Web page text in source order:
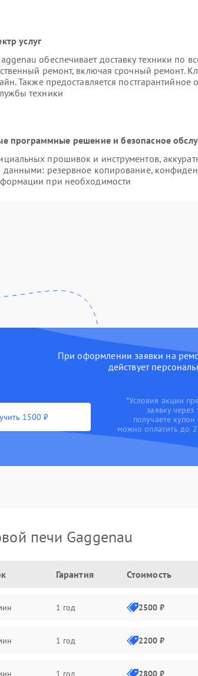
услуг
обеспечивает доставку техники по
ремонт, включая срочный ремонт.
Также предоставляется постгарантийное
техники
программные решение и безопасное
прошивок и инструментов,
данными: резервное копирование,
при необходимости
При оформлении заявки на
действует
1500 ₽
*Условия акции
заявку
получаете
можно оплатить до
печи Gaggenau
Гарантия Стоимость
1 год 2500 ₽
1 год 2200 ₽
1 год 2800 ₽